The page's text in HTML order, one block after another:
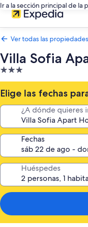
Ir a la sección principal de la
Ver todas las propiedades
Villa Sofia
Propiedad
de
3.0
estrellas
Elige las fechas
¿A dónde quieres
Fechas
Huéspedes